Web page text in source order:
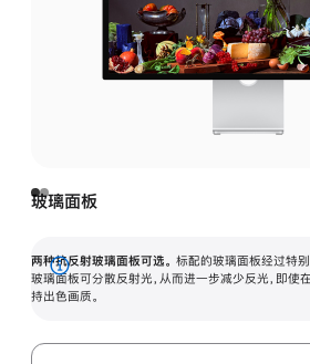
玻璃面板
两种抗反射玻璃面板可选。 标配的玻璃面板经过特别
玻璃面板可分散反射光，从而进一步减少反光，即使
持出色画质。
展
开